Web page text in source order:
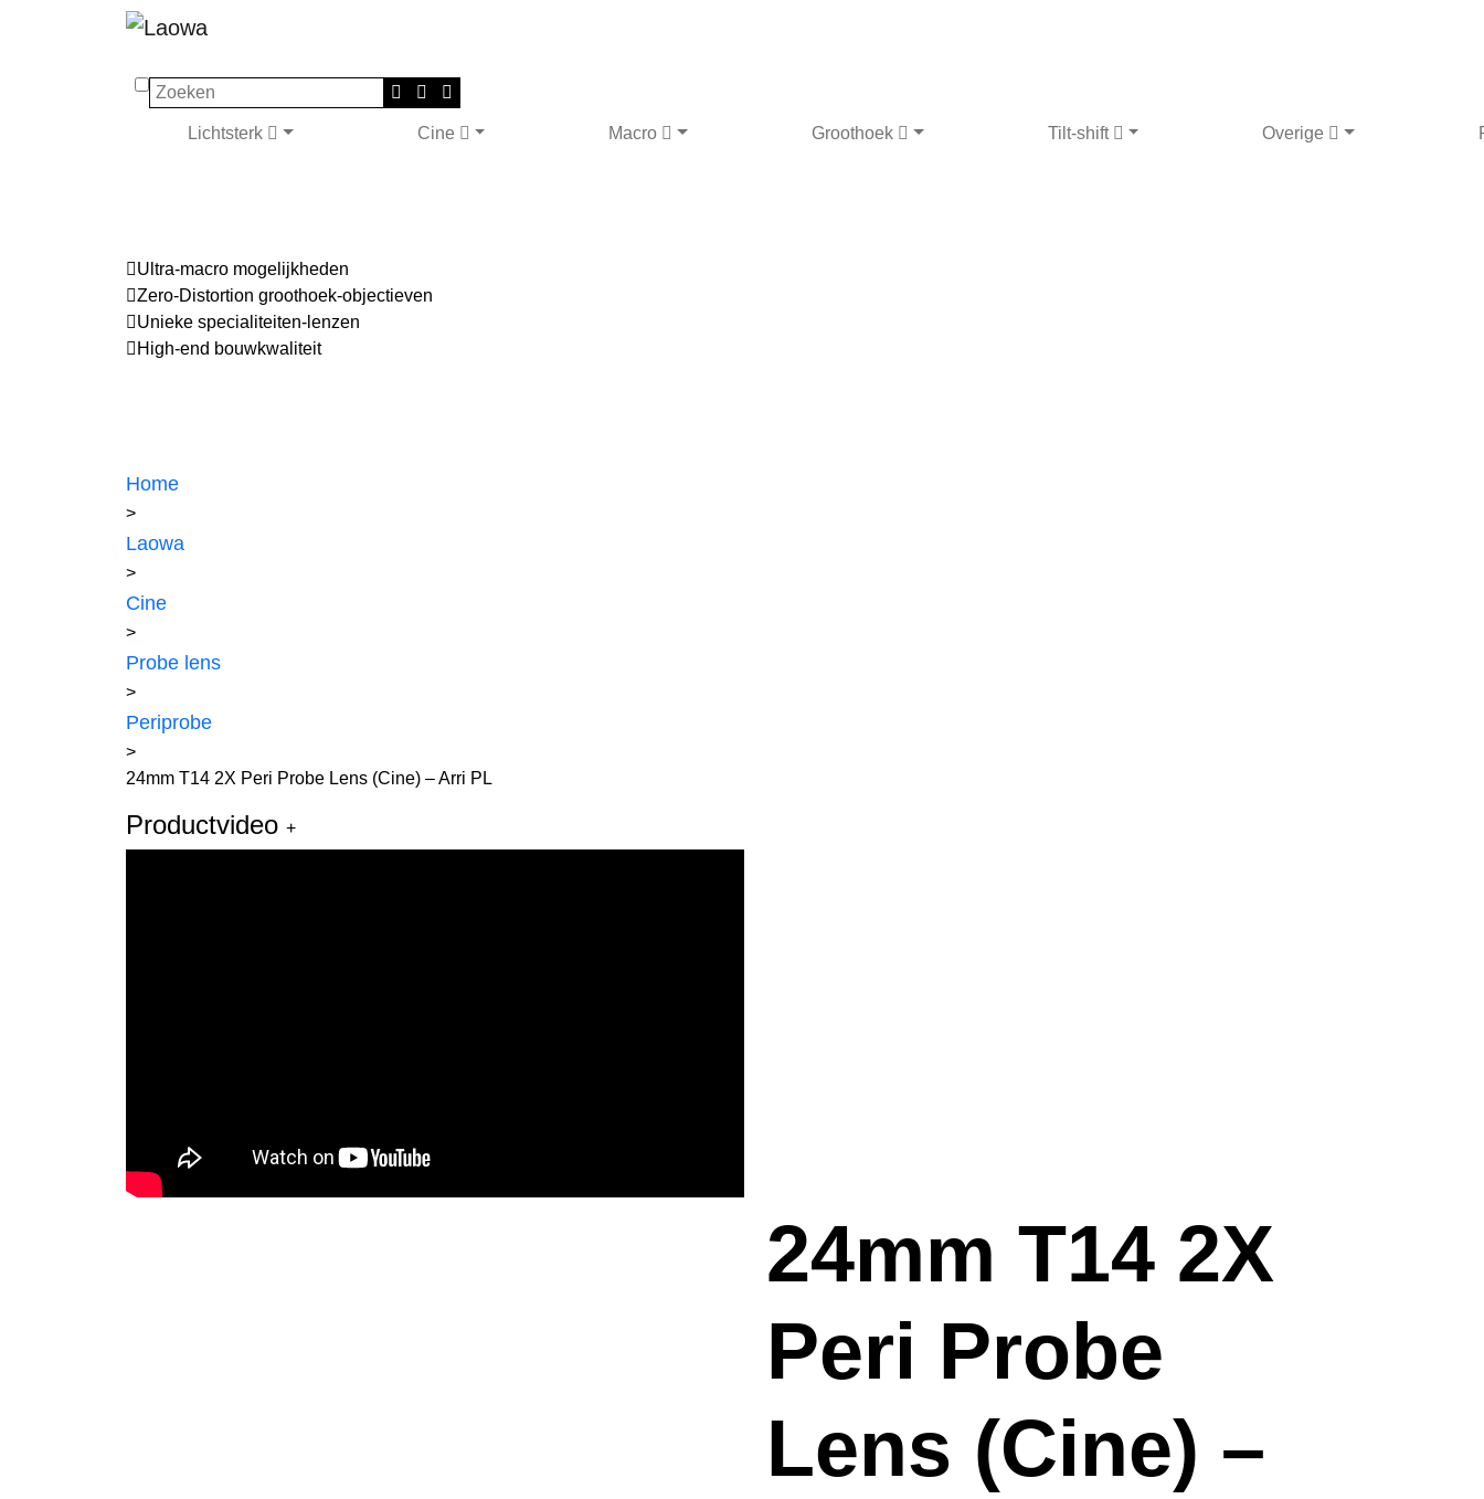
Zoeken
Lichtsterk Cine Macro Groothoek Tilt-shift Overige
Ultra-macro mogelijkheden
Zero-Distortion groothoek-objectieven
Unieke specialiteiten-lenzen
High-end bouwkwaliteit
Home
>
Laowa
>
Cine
>
Probe lens
>
Periprobe
>
24mm T14 2X Peri Probe Lens (Cine) – Arri PL
Productvideo +
24mm T14 2X
Peri Probe
Lens (Cine) –